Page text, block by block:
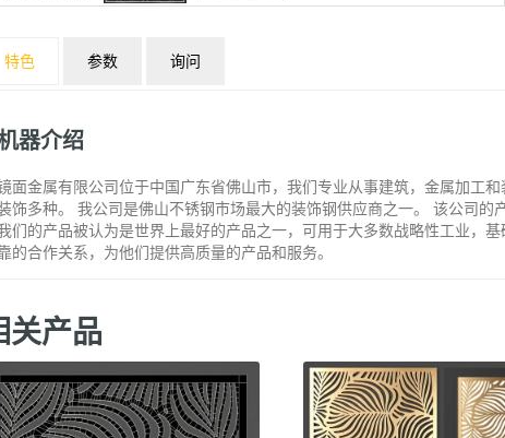
特色 参数 询问
器介绍
面金属有限公司位于中国广东省佛山市，我们专业从事建筑，金属加工
饰多种。 我公司是佛山不锈钢市场最大的装饰钢供应商之一。 该公司的
们的产品被认为是世界上最好的产品之一，可用于大多数战略性工业，
的合作关系，为他们提供高质量的产品和服务。
关产品